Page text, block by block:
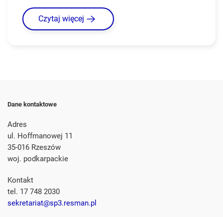
Czytaj więcej
Dane kontaktowe
Adres
ul. Hoffmanowej 11
35-016 Rzeszów
woj. podkarpackie
Kontakt
tel. 17 748 2030
sekretariat@sp3.resman.pl